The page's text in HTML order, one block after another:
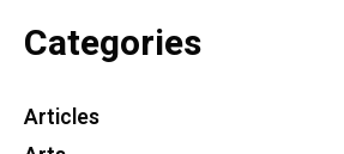
Categories
Articles